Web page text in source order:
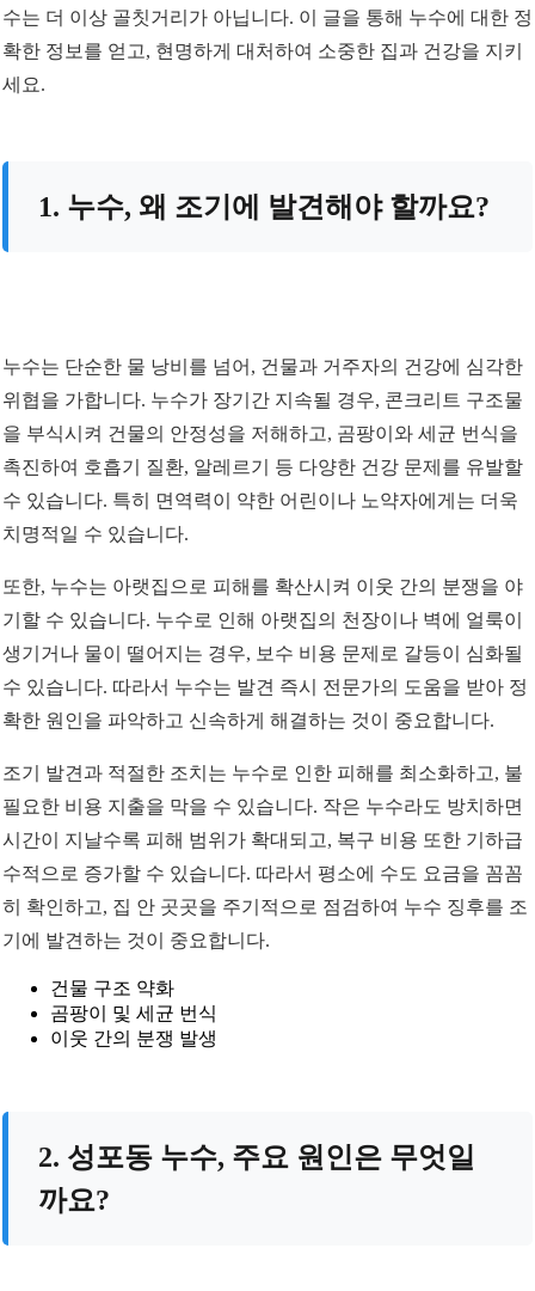
수는 더 이상 골칫거리가 아닙니다. 이 글을 통해 누수에 대한 정
확한 정보를 얻고, 현명하게 대처하여 소중한 집과 건강을 지키
세요.
1. 누수, 왜 조기에 발견해야 할까요?
누수는 단순한 물 낭비를 넘어, 건물과 거주자의 건강에 심각한
위협을 가합니다. 누수가 장기간 지속될 경우, 콘크리트 구조물
을 부식시켜 건물의 안정성을 저해하고, 곰팡이와 세균 번식을
촉진하여 호흡기 질환, 알레르기 등 다양한 건강 문제를 유발할
수 있습니다. 특히 면역력이 약한 어린이나 노약자에게는 더욱
치명적일 수 있습니다.
또한, 누수는 아랫집으로 피해를 확산시켜 이웃 간의 분쟁을 야
기할 수 있습니다. 누수로 인해 아랫집의 천장이나 벽에 얼룩이
생기거나 물이 떨어지는 경우, 보수 비용 문제로 갈등이 심화될
수 있습니다. 따라서 누수는 발견 즉시 전문가의 도움을 받아 정
확한 원인을 파악하고 신속하게 해결하는 것이 중요합니다.
조기 발견과 적절한 조치는 누수로 인한 피해를 최소화하고, 불
필요한 비용 지출을 막을 수 있습니다. 작은 누수라도 방치하면
시간이 지날수록 피해 범위가 확대되고, 복구 비용 또한 기하급
수적으로 증가할 수 있습니다. 따라서 평소에 수도 요금을 꼼꼼
히 확인하고, 집 안 곳곳을 주기적으로 점검하여 누수 징후를 조
기에 발견하는 것이 중요합니다.
건물 구조 약화
곰팡이 및 세균 번식
이웃 간의 분쟁 발생
2. 성포동 누수, 주요 원인은 무엇일
까요?